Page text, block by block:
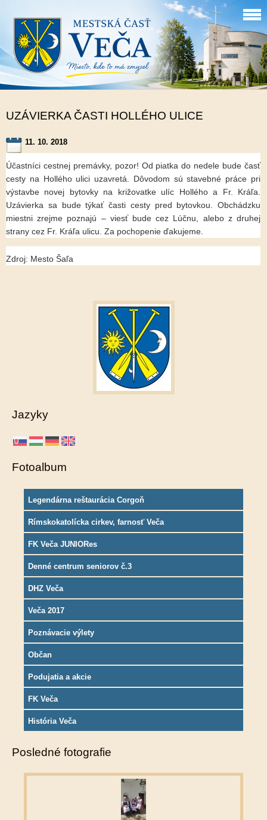
UZÁVIERKA ČASTI HOLLÉHO ULICE
11. 10. 2018
Účastníci cestnej premávky, pozor! Od piatka do nedele bude časť
cesty na Hollého ulici uzavretá. Dôvodom sú stavebné práce pri
výstavbe novej bytovky na križovatke ulíc Hollého a Fr. Kráľa.
Uzávierka sa bude týkať časti cesty pred bytovkou. Obchádzku
miestni zrejme poznajú – viesť bude cez Lúčnu, alebo z druhej
strany cez Fr. Kráľa ulicu. Za pochopenie ďakujeme.
Zdroj: Mesto Šaľa
Jazyky
Fotoalbum
Legendárna reštaurácia Corgoň
Rímskokatolícka cirkev, farnosť Veča
FK Veča JUNIORes
Denné centrum seniorov č.3
DHZ Veča
Veča 2017
Poznávacie výlety
Občan
Podujatia a akcie
FK Veča
História Veča
Posledné fotografie